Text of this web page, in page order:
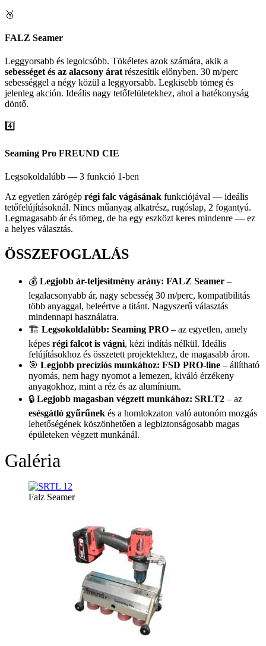
🥉
FALZ Seamer
Leggyorsabb és legolcsóbb. Tökéletes azok számára, akik a
sebességet és az alacsony áratrészesítik előnyben. 30 m/perc
sebességgel a négy közül a leggyorsabb. Legkisebb tömeg és
jelenleg akción. Ideális nagy tetőfelületekhez, ahol a hatékonyság
döntő.
4️⃣
Seaming Pro FREUND CIE
Legsokoldalúbb — 3 funkció 1-ben
Az egyetlen zárógép régi falc vágásának funkciójával — ideális
tetőfelújításoknál. Nincs műanyag alkatrész, rugóslap, 2 fogantyú.
Legmagasabb ár és tömeg, de ha egy eszközt keres mindenre — ez
a helyes választás.
ÖSSZEFOGLALÁS
💰 Legjobb ár-teljesítmény arány: FALZ Seamer –
legalacsonyabb ár, nagy sebesség 30 m/perc, kompatibilitás
több anyaggal, beleértve a titánt. Nagyszerű választás
mindennapi használatra.
🏗️ Legsokoldalúbb: Seaming PRO – az egyetlen, amely
képes régi falcot is vágni, kézi indítás nélkül. Ideális
felújításokhoz és összetett projektekhez, de magasabb áron.
🎯 Legjobb precíziós munkához: FSD PRO-line – állítható
nyomás, nem hagy nyomot a lemezen, kiváló érzékeny
anyagokhoz, mint a réz és az alumínium.
🔒 Legjobb magasban végzett munkához: SRLT2 – az
esésgátló gyűrűnek és a homlokzaton való autonóm mozgás
lehetőségének köszönhetően a legbiztonságosabb magas
épületeken végzett munkánál.
Galéria
Falz Seamer